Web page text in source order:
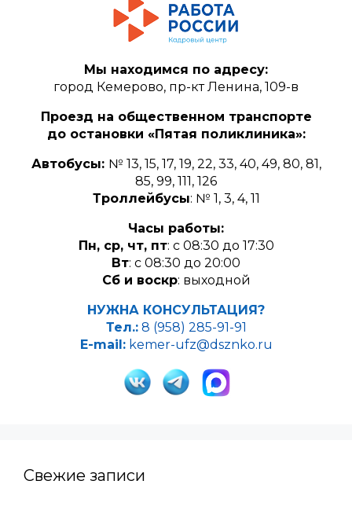
Мы находимся по адресу:
город Кемерово, пр-кт Ленина, 109-в
Проезд на общественном транспорте
до остановки «Пятая поликлиника»:
Автобусы: № 13, 15, 17, 19, 22, 33, 40, 49, 80, 81,
85, 99, 111, 126
Троллейбусы: № 1, 3, 4, 11
Часы работы:
Пн, ср, чт, пт: с 08:30 до 17:30
Вт: с 08:30 до 20:00
Сб и воскр: выходной
НУЖНА КОНСУЛЬТАЦИЯ?
Тел.: 8 (958) 285-91-91
E-mail: kemer-ufz@dsznko.ru
Свежие записи